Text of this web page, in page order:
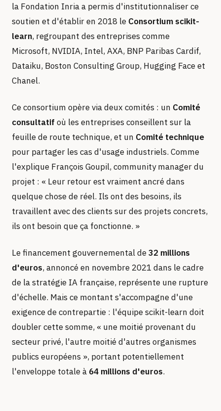
la Fondation Inria a permis d'institutionnaliser ce
soutien et d'établir en 2018 le Consortium scikit-
learn, regroupant des entreprises comme
Microsoft, NVIDIA, Intel, AXA, BNP Paribas Cardif,
Dataiku, Boston Consulting Group, Hugging Face et
Chanel.
Ce consortium opère via deux comités : un Comité
consultatif où les entreprises conseillent sur la
feuille de route technique, et un Comité technique
pour partager les cas d'usage industriels. Comme
l'explique François Goupil, community manager du
projet : « Leur retour est vraiment ancré dans
quelque chose de réel. Ils ont des besoins, ils
travaillent avec des clients sur des projets concrets,
ils ont besoin que ça fonctionne. »
Le financement gouvernemental de32 millions
d'euros, annoncé en novembre 2021 dans le cadre
de la stratégie IA française, représente une rupture
d'échelle. Mais ce montant s'accompagne d'une
exigence de contrepartie : l'équipe scikit-learn doit
doubler cette somme, « une moitié provenant du
secteur privé, l'autre moitié d'autres organismes
publics européens », portant potentiellement
l'enveloppe totale à 64 millions d'euros.